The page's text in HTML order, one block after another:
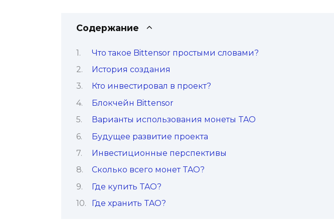
Содержание
Что такое Bittensor простыми словами?
История создания
Кто инвестировал в проект?
Блокчейн Bittensor
Варианты использования монеты TAO
Будущее развитие проекта
Инвестиционные перспективы
Сколько всего монет TAO?
Где купить TAO?
Где хранить TAO?